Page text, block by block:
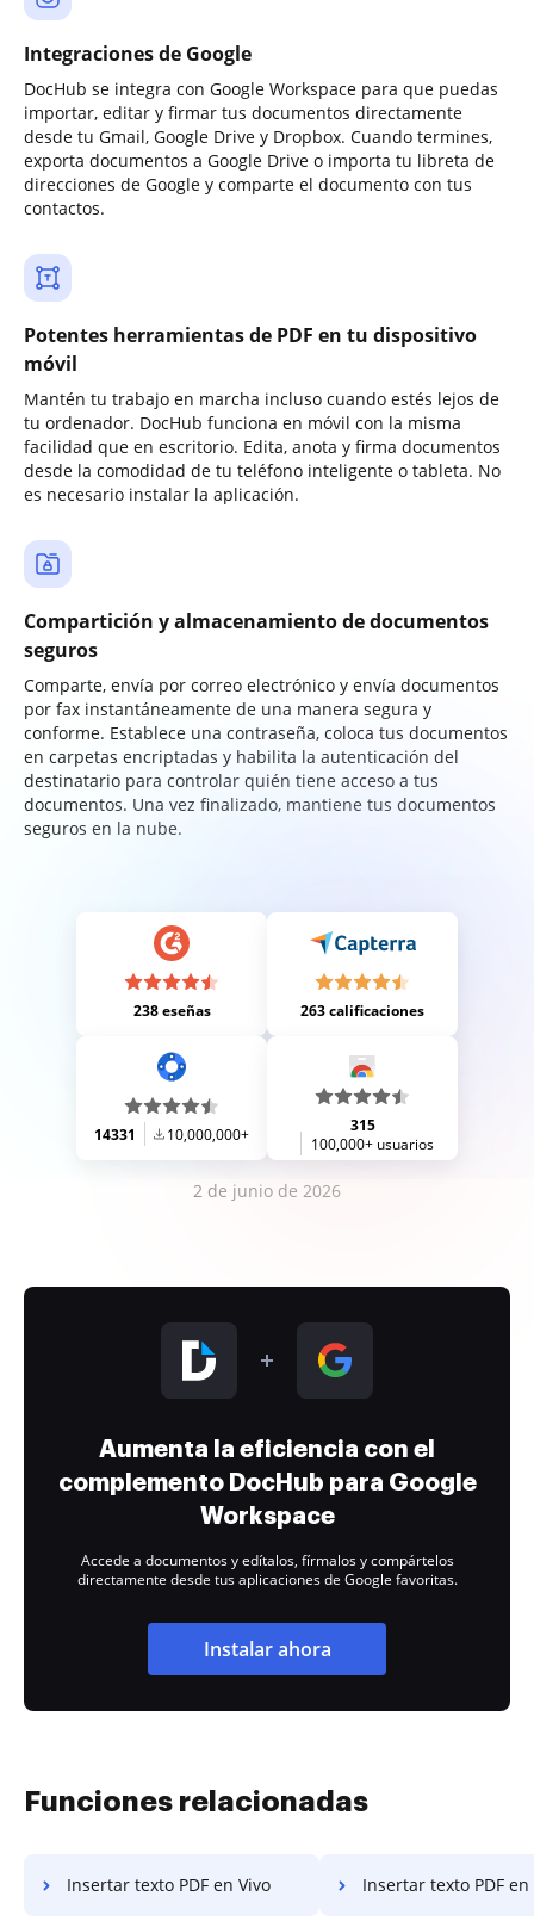
Integraciones de Google
DocHub se integra con Google Workspace para que puedas
importar, editar y firmar tus documentos directamente
desde tu Gmail, Google Drive y Dropbox. Cuando termines,
exporta documentos a Google Drive o importa tu libreta de
direcciones de Google y comparte el documento con tus
contactos.
Potentes herramientas de PDF en tu dispositivo
móvil
Mantén tu trabajo en marcha incluso cuando estés lejos de
tu ordenador. DocHub funciona en móvil con la misma
facilidad que en escritorio. Edita, anota y firma documentos
desde la comodidad de tu teléfono inteligente o tableta. No
es necesario instalar la aplicación.
Compartición y almacenamiento de documentos
seguros
Comparte, envía por correo electrónico y envía documentos
por fax instantáneamente de una manera segura y
conforme. Establece una contraseña, coloca tus documentos
en carpetas encriptadas y habilita la autenticación del
destinatario para controlar quién tiene acceso a tus
documentos. Una vez finalizado, mantiene tus documentos
seguros en la nube.
238 eseñas 263 calificaciones
14331 10,000,000+
315
100,000+ usuarios
2 de junio de 2026
Aumenta la eficiencia con el
complemento DocHub para Google
Workspace
Accede a documentos y edítalos, fírmalos y compártelos
directamente desde tus aplicaciones de Google favoritas.
Instalar ahora
Funciones relacionadas
Insertar texto PDF en Vivo Insertar texto PDF en